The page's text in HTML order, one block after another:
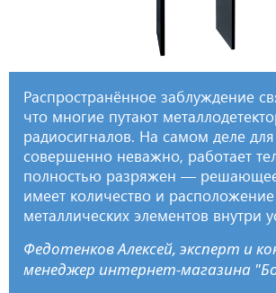
Распространённое заблуждение
что многие путают
радиосигналов. На самом деле
совершенно неважно, работает
полностью разряжен —
имеет количество и расположение
металлических элементов внутри
Федотенков Алексей, эксперт и
менеджер интернет-магазина